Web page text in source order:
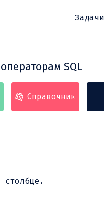
Задачи
SQL
Справочник
столбце.